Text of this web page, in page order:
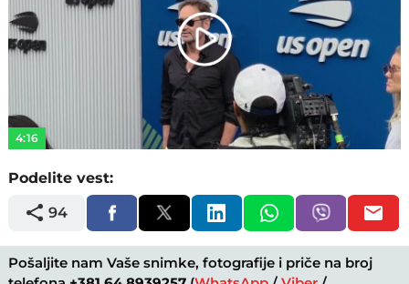
Play
Video
4:16
Podelite vest:
94
Pošaljite nam Vaše snimke, fotografije i priče na broj